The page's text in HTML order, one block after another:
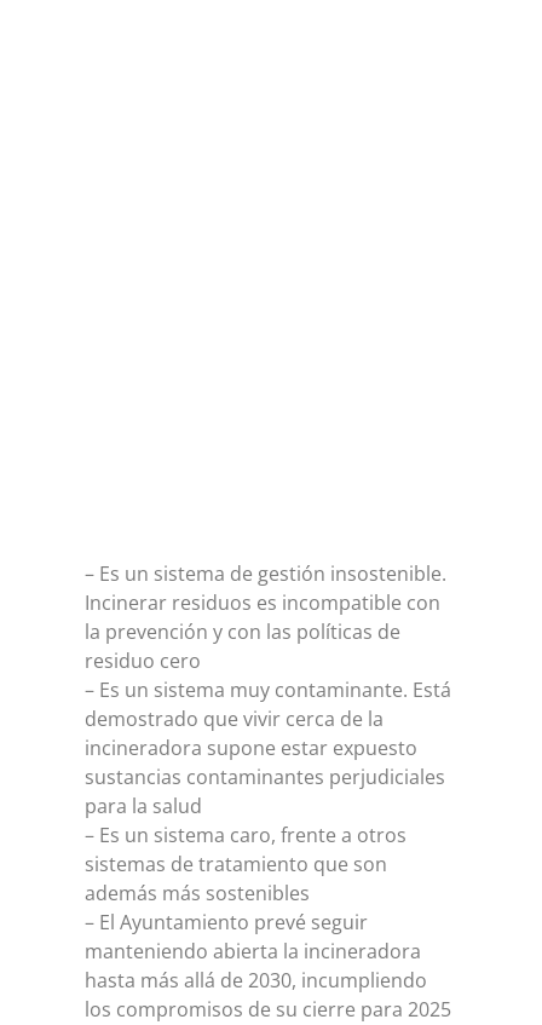
– Es un sistema de gestión insostenible.
Incinerar residuos es incompatible con
la prevención y con las políticas de
residuo cero
– Es un sistema muy contaminante. Está
demostrado que vivir cerca de la
incineradora supone estar expuesto
sustancias contaminantes perjudiciales
para la salud
– Es un sistema caro, frente a otros
sistemas de tratamiento que son
además más sostenibles
– El Ayuntamiento prevé seguir
manteniendo abierta la incineradora
hasta más allá de 2030, incumpliendo
los compromisos de su cierre para 2025